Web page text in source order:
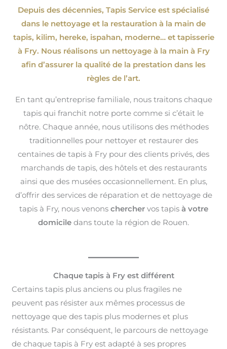
Depuis des décennies, Tapis Service est spécialisé
dans le nettoyage et la restauration à la main de
tapis, kilim, hereke, ispahan, moderne…et tapisserie
à Fry. Nous réalisons un nettoyage à la main à Fry
afin d’assurer la qualité de la prestation dans les
règles de l’art.
En tant qu’entreprise familiale, nous traitons chaque
tapis qui franchit notre porte comme si c’était le
nôtre. Chaque année, nous utilisons des méthodes
traditionnelles pour nettoyer et restaurer des
centaines de tapis à Fry pour des clients privés, des
marchands de tapis, des hôtels et des restaurants
ainsi que des musées occasionnellement. En plus,
d’offrir des services de réparation et de nettoyage de
tapis à Fry, nous venons chercher vos tapis à votre
domicile dans toute la région de Rouen.
Chaque tapis à Fry est différent
Certains tapis plus anciens ou plus fragiles ne
peuvent pas résister aux mêmes processus de
nettoyage que des tapis plus modernes et plus
résistants. Par conséquent, le parcours de nettoyage
de chaque tapis à Fry est adapté à ses propres